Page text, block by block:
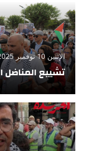
الإثنين 10 نوفمبر 2025 - 00:48
تشييع